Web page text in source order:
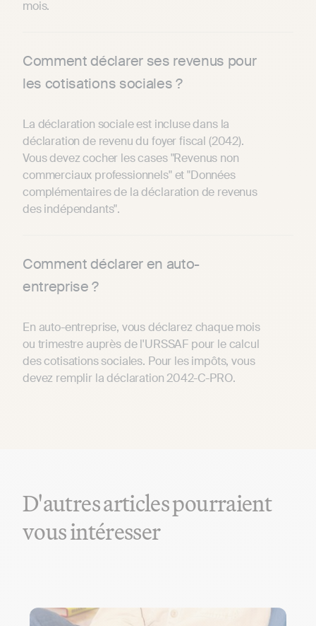
mois.
Comment déclarer ses revenus pour
les cotisations sociales ?
La déclaration sociale est incluse dans la
déclaration de revenu du foyer fiscal (2042).
Vous devez cocher les cases "Revenus non
commerciaux professionnels" et "Données
complémentaires de la déclaration de revenus
des indépendants".
Comment déclarer en auto-
entreprise ?
En auto-entreprise, vous déclarez chaque mois
ou trimestre auprès de l'URSSAF pour le calcul
des cotisations sociales. Pour les impôts, vous
devez remplir la déclaration 2042-C-PRO.
D'autres articles pourraient
vous intéresser